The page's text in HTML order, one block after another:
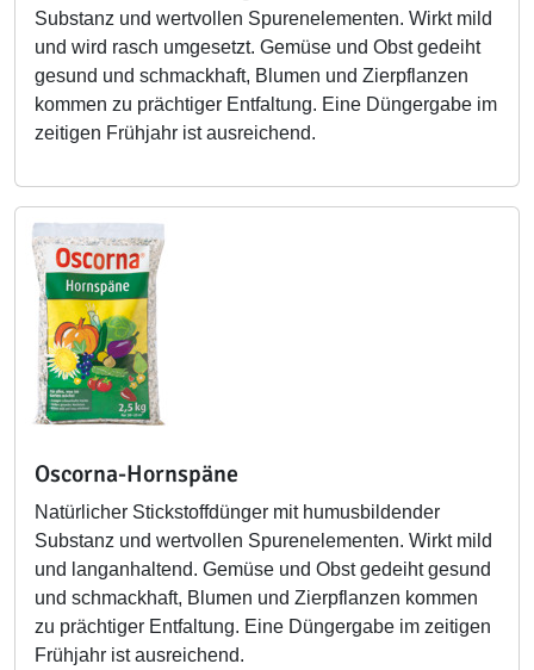
Substanz und wertvollen Spurenelementen. Wirkt mild
und wird rasch umgesetzt. Gemüse und Obst gedeiht
gesund und schmackhaft, Blumen und Zierpflanzen
kommen zu prächtiger Entfaltung. Eine Düngergabe im
zeitigen Frühjahr ist ausreichend.
Oscorna-Hornspäne
Natürlicher Stickstoffdünger mit humusbildender
Substanz und wertvollen Spurenelementen. Wirkt mild
und langanhaltend. Gemüse und Obst gedeiht gesund
und schmackhaft, Blumen und Zierpflanzen kommen
zu prächtiger Entfaltung. Eine Düngergabe im zeitigen
Frühjahr ist ausreichend.